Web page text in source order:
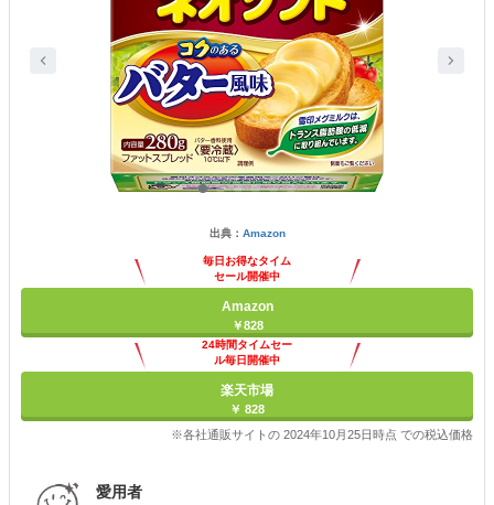
出典： Amazon
毎日お得なタイム
セール開催中
Amazon
￥828
24時間タイムセー
ル毎日開催中
楽天市場
￥ 828
※各社通販サイトの 2024年10月25日時点 での税込価格
愛用者